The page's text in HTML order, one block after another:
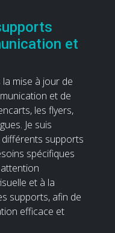
et
la mise à jour de
et de
les flyers,
Je suis
supports
spécifiques
attention
et à la
supports, afin de
efficace et